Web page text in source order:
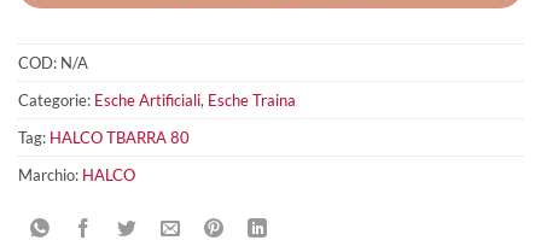
COD: N/A
Categorie: Esche Artificiali, Esche Traina
Tag: HALCO TBARRA 80
Marchio: HALCO